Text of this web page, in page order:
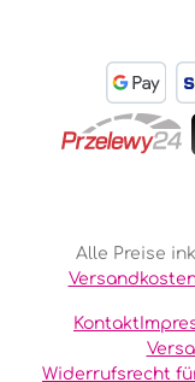
Alle Preise
Kontakt
Widerrufsrecht